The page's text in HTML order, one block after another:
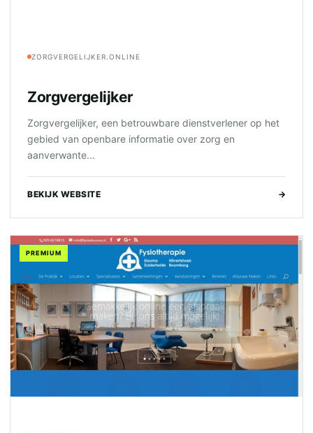
ZORGVERGELIJKER.ONLINE
Zorgvergelijker
Zorgvergelijker, een betrouwbare dienstverlener op het
gebied van openbare informatie over zorg en
aanverwante...
BEKIJK WEBSITE →
PREMIUM